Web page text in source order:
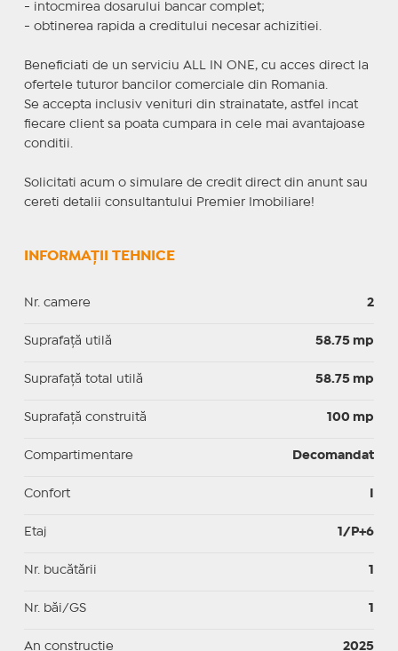
- intocmirea dosarului bancar complet;
- obtinerea rapida a creditului necesar achizitiei.
Beneficiati de un serviciu ALL IN ONE, cu acces direct la
ofertele tuturor bancilor comerciale din Romania.
Se accepta inclusiv venituri din strainatate, astfel incat
fiecare client sa poata cumpara in cele mai avantajoase
conditii.
Solicitati acum o simulare de credit direct din anunt sau
cereti detalii consultantului Premier Imobiliare!
INFORMAȚII TEHNICE
Nr. camere 2
Suprafaţă utilă 58.75 mp
Suprafaţă total utilă 58.75 mp
Suprafaţă construită 100 mp
Compartimentare Decomandat
Confort
Etaj 1/P+6
Nr. bucătării 1
Nr. băi/GS 1
An construcție 2025